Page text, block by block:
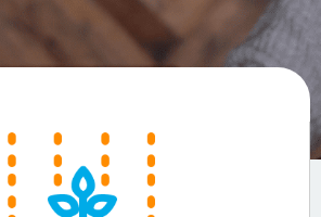
conocimiento
semilla que se